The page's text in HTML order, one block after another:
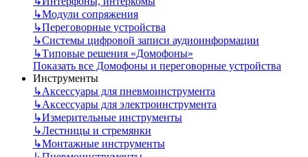
↳Модули сопряжения
↳Переговорные устройства
↳Системы цифровой записи аудиоинформации
↳Типовые решения «Домофоны»
Показать все Домофоны и переговорные устройства
Инструменты
↳Аксессуары для пневмоинструмента
↳Аксессуары для электроинструмента
↳Измерительные инструменты
↳Лестницы и стремянки
↳Монтажные инструменты